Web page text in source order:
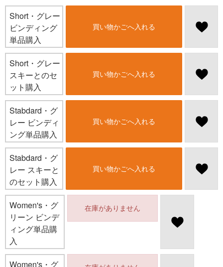
Short・グレー
ビンディング
単品購入
買い物かごへ入れる
Short・グレー
スキーとのセ
ット購入
買い物かごへ入れる
Stabdard・グ
レー ビンディ
ング単品購入
買い物かごへ入れる
Stabdard・グ
レー スキーと
のセット購入
買い物かごへ入れる
Women's・グ
リーン ビンデ
ィング単品購
入
在庫がありません
Women's・グ